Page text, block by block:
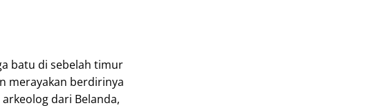
batu di sebelah timur
merayakan berdirinya
dari Belanda,